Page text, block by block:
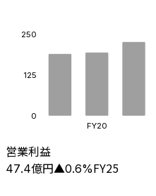
0
125
250
FY20
営業利益
47.4億円▲0.6%FY25